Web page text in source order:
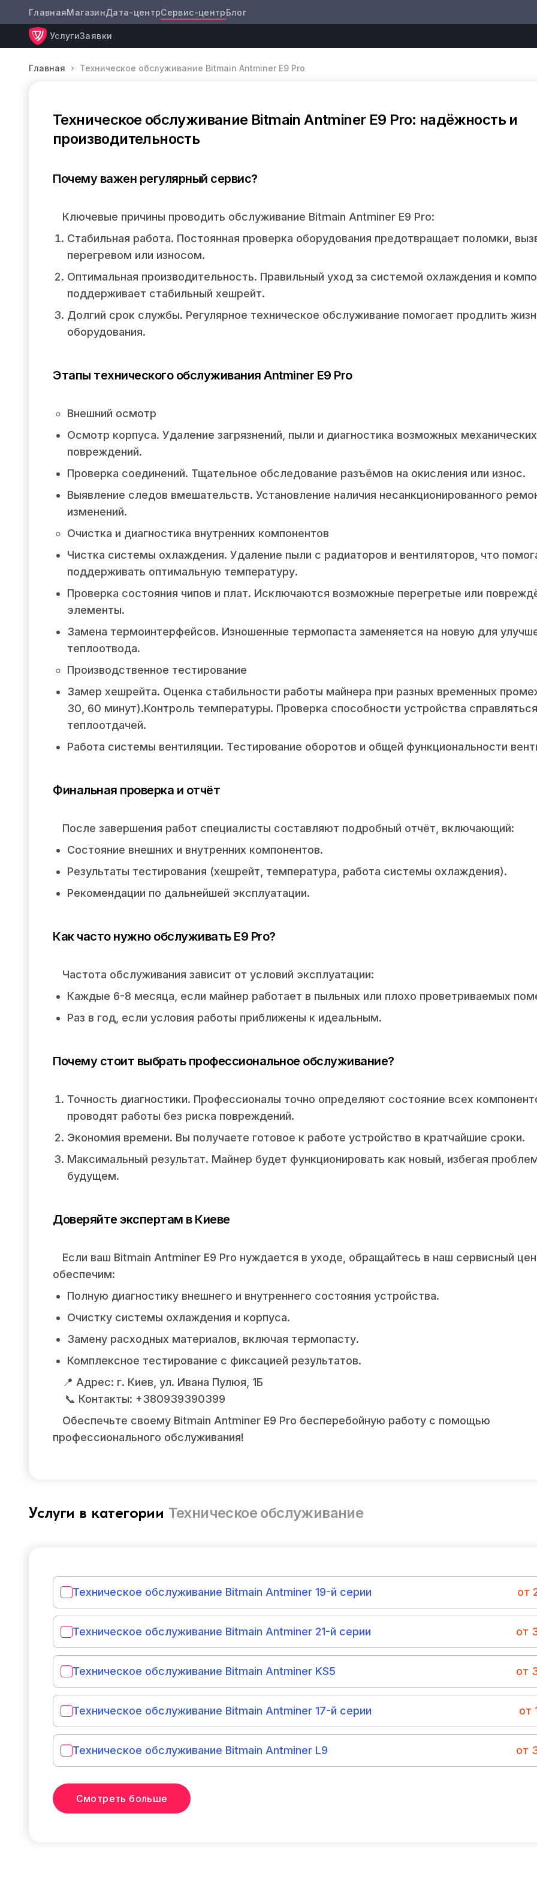
ГлавнаяМагазинДата-центрСервис-центрБлог
УслугиЗаявки
Главная Техническое обслуживание Bitmain Antminer E9 Pro
Техническое обслуживание Bitmain Antminer E9 Pro: надёжность и
производительность
Почему важен регулярный сервис?
Ключевые причины проводить обслуживание Bitmain Antminer E9 Pro:
Стабильная работа. Постоянная проверка оборудования предотвращает поломки,
перегревом или износом.
Оптимальная производительность. Правильный уход за системой охлаждения и
поддерживает стабильный хешрейт.
Долгий срок службы. Регулярное техническое обслуживание помогает продлить
оборудования.
Этапы технического обслуживания Antminer E9 Pro
Внешний осмотр
Осмотр корпуса. Удаление загрязнений, пыли и диагностика возможных механических
повреждений.
Проверка соединений. Тщательное обследование разъёмов на окисления или износ.
Выявление следов вмешательств. Установление наличия несанкционированного
изменений.
Очистка и диагностика внутренних компонентов
Чистка системы охлаждения. Удаление пыли с радиаторов и вентиляторов, что
поддерживать оптимальную температуру.
Проверка состояния чипов и плат. Исключаются возможные перегретые или
элементы.
Замена термоинтерфейсов. Изношенные термопаста заменяется на новую для
теплоотвода.
Производственное тестирование
Замер хешрейта. Оценка стабильности работы майнера при разных временных
30, 60 минут).Контроль температуры. Проверка способности устройства
теплоотдачей.
Работа системы вентиляции. Тестирование оборотов и общей функциональности
Финальная проверка и отчёт
После завершения работ специалисты составляют подробный отчёт, включающий:
Состояние внешних и внутренних компонентов.
Результаты тестирования (хешрейт, температура, работа системы охлаждения).
Рекомендации по дальнейшей эксплуатации.
Как часто нужно обслуживать E9 Pro?
Частота обслуживания зависит от условий эксплуатации:
Каждые 6-8 месяца, если майнер работает в пыльных или плохо проветриваемых
Раз в год, если условия работы приближены к идеальным.
Почему стоит выбрать профессиональное обслуживание?
Точность диагностики. Профессионалы точно определяют состояние всех
проводят работы без риска повреждений.
Экономия времени. Вы получаете готовое к работе устройство в кратчайшие сроки.
Максимальный результат. Майнер будет функционировать как новый, избегая
будущем.
Доверяйте экспертам в Киеве
Если ваш Bitmain Antminer E9 Pro нуждается в уходе, обращайтесь в наш сервисный
обеспечим:
Полную диагностику внешнего и внутреннего состояния устройства.
Очистку системы охлаждения и корпуса.
Замену расходных материалов, включая термопасту.
Комплексное тестирование с фиксацией результатов.
📍 Адрес: г. Киев, ул. Ивана Пулюя, 1Б
📞 Контакты: +380939390399
Обеспечьте своему Bitmain Antminer E9 Pro бесперебойную работу с помощью
профессионального обслуживания!
Услуги в категории Техническое обслуживание
Техническое обслуживание Bitmain Antminer 19-й серии от
Техническое обслуживание Bitmain Antminer 21-й серии от
Техническое обслуживание Bitmain Antminer KS5 от
Техническое обслуживание Bitmain Antminer 17-й серии от
Техническое обслуживание Bitmain Antminer L9 от
Смотреть больше